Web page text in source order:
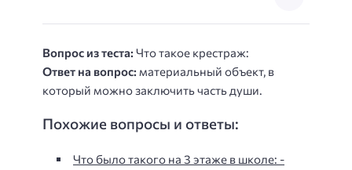
Вопрос из теста: Что такое крестраж:
Ответ на вопрос: материальный объект, в
который можно заключить часть души.
Похожие вопросы и ответы:
Что было такого на 3 этаже в школе: -